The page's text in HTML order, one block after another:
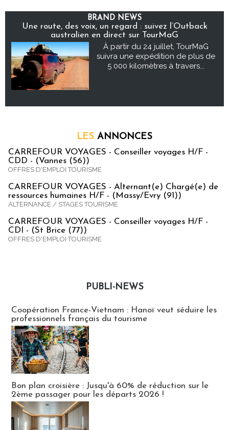
BRAND NEWS
Une route, des voix, un regard : suivez l’Outback
australien en direct sur TourMaG
À partir du 24 juillet, TourMaG
suivra une expédition de plus de
5 000 kilomètres à travers...
LES ANNONCES
CARREFOUR VOYAGES - Conseiller voyages H/F -
CDD - (Vannes (56))
OFFRES D'EMPLOI TOURISME
CARREFOUR VOYAGES - Alternant(e) Chargé(e) de
ressources humaines H/F - (Massy/Evry (91))
ALTERNANCE / STAGES TOURISME
CARREFOUR VOYAGES - Conseiller voyages H/F -
CDI - (St Brice (77))
OFFRES D'EMPLOI TOURISME
PUBLI-NEWS
Coopération France-Vietnam : Hanoï veut séduire les
professionnels français du tourisme
Bon plan croisière : Jusqu'à 60% de réduction sur le
2ème passager pour les départs 2026 !